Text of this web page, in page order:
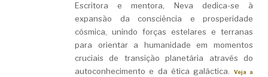
Escritora e mentora, Neva dedica-se à
expansão da consciência e prosperidade
cósmica, unindo forças estelares e terranas
para orientar a humanidade em momentos
cruciais de transição planetária através do
autoconhecimento e da ética galáctica.
Veja a